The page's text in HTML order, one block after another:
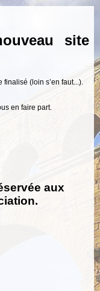
site
finalisé (loin s’en faut...).
en faire part.
aux